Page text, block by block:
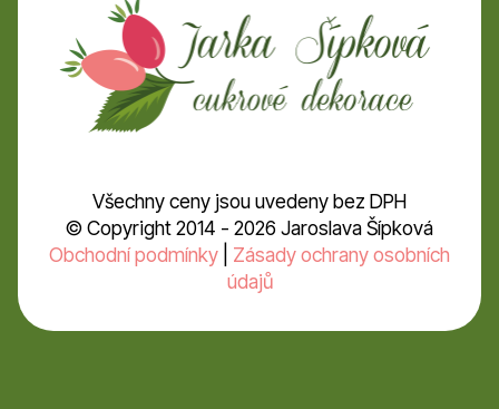
Všechny ceny jsou uvedeny bez DPH
© Copyright 2014 - 2026 Jaroslava Šípková
Obchodní podmínky
Zásady ochrany osobních
údajů